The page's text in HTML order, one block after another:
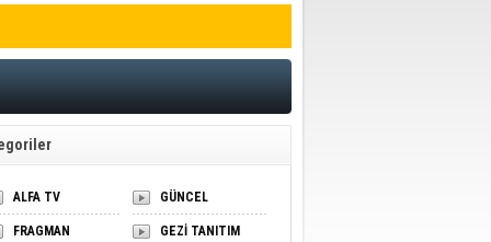
İletti
müdahale
ALFA TV GÜNCEL
FRAGMAN GEZİ TANITIM